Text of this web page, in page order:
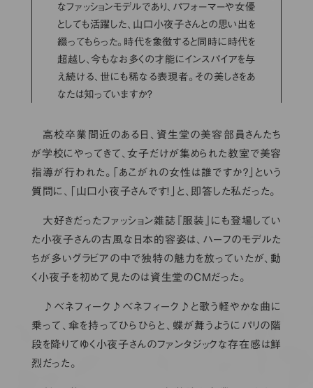
なファッションモデルであり、パフォーマーや女優
としても活躍した、山口小夜子さんとの思い出を
綴ってもらった。時代を象徴すると同時に時代を
超越し、今もなお多くの才能にインスパイアを与
え続ける、世にも稀なる表現者。その美しさをあ
なたは知っていますか？
高校卒業間近のある日、資生堂の美容部員さんたち
が学校にやってきて、女子だけが集められた教室で美容
指導が行われた。「あこがれの女性は誰ですか？」という
質問に、「山口小夜子さんです！」と、即答した私だった。
大好きだったファッション雑誌『服装』にも登場してい
た小夜子さんの古風な日本的容姿は、ハーフのモデルた
ちが多いグラビアの中で独特の魅力を放っていたが、動
く小夜子を初めて見たのは資生堂のCMだった。
♪ベネフィーク♪ベネフィーク♪と歌う軽やかな曲に
乗って、傘を持ってひらひらと、蝶が舞うようにパリの階
段を降りてゆく小夜子さんのファンタジックな存在感は鮮
烈だった。